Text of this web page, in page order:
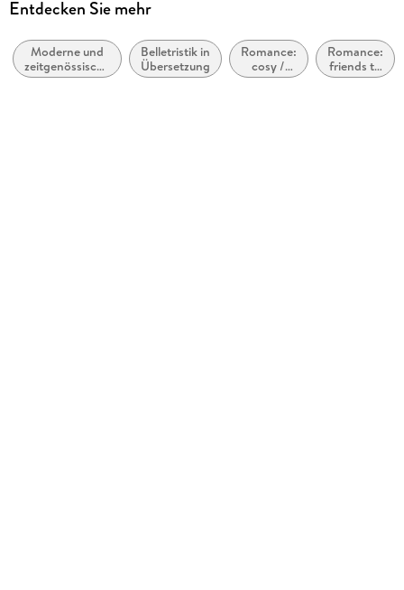
Übersetzung
Pauline Kurbasik, Andreas Helweg
Entdecken Sie mehr
Moderne und
zeitgenössische
Liebesromane
Belletristik in
Übersetzung
Romance:
cosy /
cozy
Romance:
friends to
lovers